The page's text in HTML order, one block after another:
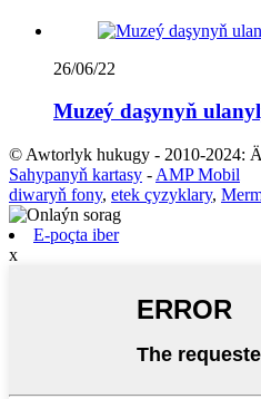
26/06/22
Muzeý daşynyň
© Awtorlyk hukugy - 2010-2024:
Sahypanyň kartasy - AMP Mobil
diwaryň fony, etek çyzyklary,
E-poçta iber
x